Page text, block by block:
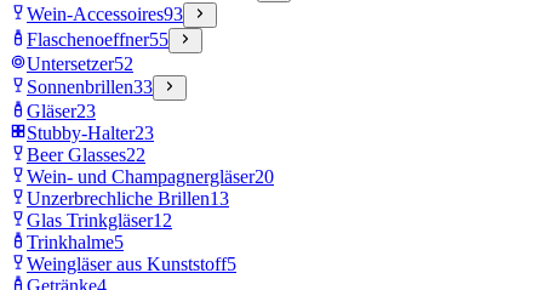
Wein-Accessoires93
Flaschenoeffner55
Untersetzer52
Sonnenbrillen33
Gläser23
Stubby-Halter23
Beer Glasses22
Wein- und Champagnergläser20
Unzerbrechliche Brillen13
Glas Trinkgläser12
Trinkhalme5
Weingläser aus Kunststoff5
Getränke4